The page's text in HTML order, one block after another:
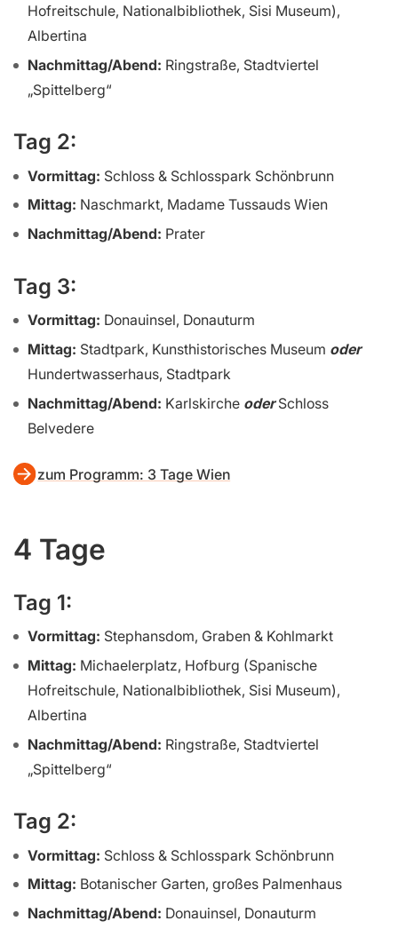
Hofreitschule, Nationalbibliothek, Sisi Museum),
Albertina
Nachmittag/Abend: Ringstraße, Stadtviertel
„Spittelberg“
Tag 2:
Vormittag: Schloss & Schlosspark Schönbrunn
Mittag: Naschmarkt, Madame Tussauds Wien
Nachmittag/Abend: Prater
Tag 3:
Vormittag: Donauinsel, Donauturm
Mittag: Stadtpark, Kunsthistorisches Museum oder
Hundertwasserhaus, Stadtpark
Nachmittag/Abend: Karlskirche oderSchloss
Belvedere
zum Programm: 3 Tage Wien
4 Tage
Tag 1:
Vormittag: Stephansdom, Graben & Kohlmarkt
Mittag: Michaelerplatz, Hofburg (Spanische
Hofreitschule, Nationalbibliothek, Sisi Museum),
Albertina
Nachmittag/Abend: Ringstraße, Stadtviertel
„Spittelberg“
Tag 2:
Vormittag: Schloss & Schlosspark Schönbrunn
Mittag: Botanischer Garten, großes Palmenhaus
Nachmittag/Abend: Donauinsel, Donauturm